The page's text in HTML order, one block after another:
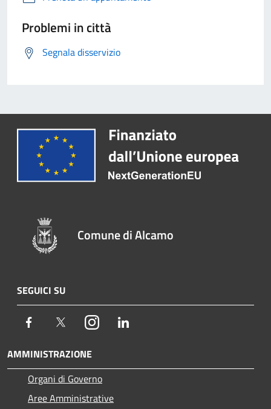
Problemi in città
Segnala disservizio
Comune di Alcamo
SEGUICI SU
Facebook TwitterInstagram
AMMINISTRAZIONE
Organi di Governo
Aree Amministrative